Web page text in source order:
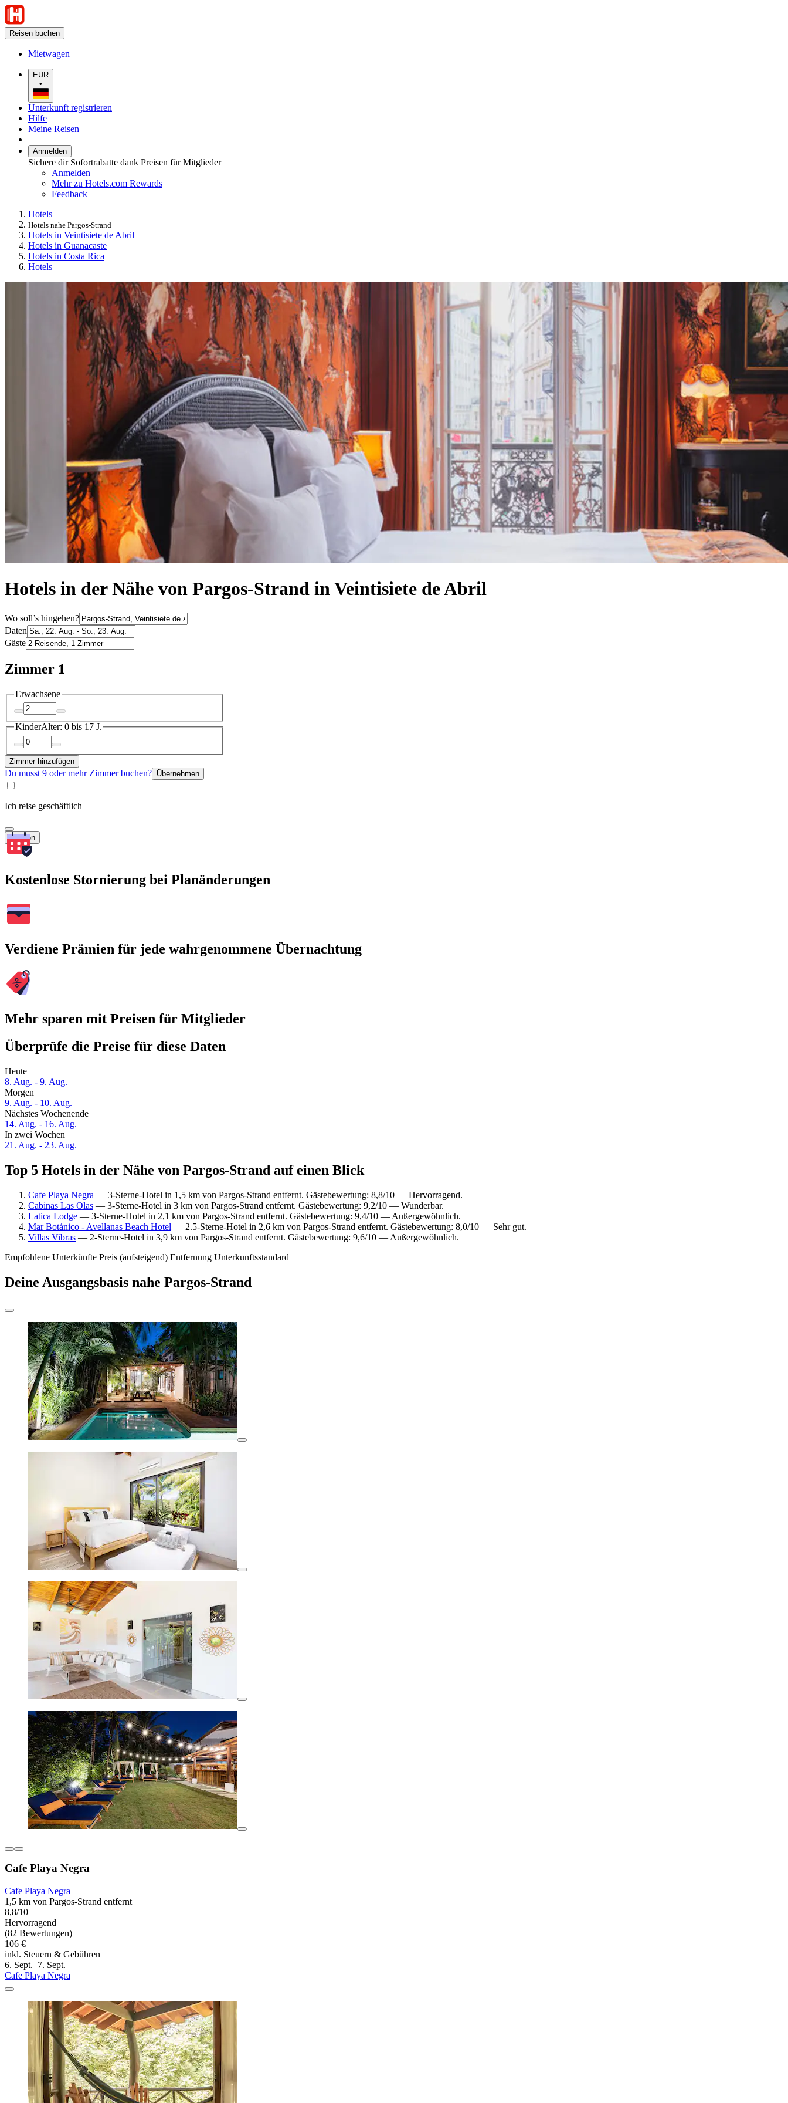
Reisen buchen
Mietwagen
EUR
•
Unterkunft registrieren
Hilfe
Meine Reisen
Anmelden
Sichere dir Sofortrabatte dank Preisen für Mitglieder
Anmelden
Mehr zu Hotels.com Rewards
Feedback
Hotels
Hotels nahe Pargos-Strand
Hotels in Veintisiete de Abril
Hotels in Guanacaste
Hotels in Costa Rica
Hotels
Hotels in der Nähe von Pargos-Strand in Veintisiete de Abril
Wo soll’s hingehen?
Daten
Gäste
Zimmer 1
Erwachsene
KinderAlter: 0 bis 17 J.
Zimmer hinzufügen
Du musst 9 oder mehr Zimmer buchen? Übernehmen
Ich reise geschäftlich
Suchen
Kostenlose Stornierung bei Planänderungen
Verdiene Prämien für jede wahrgenommene Übernachtung
Mehr sparen mit Preisen für Mitglieder
Überprüfe die Preise für diese Daten
Heute
8. Aug. - 9. Aug.
Morgen
9. Aug. - 10. Aug.
Nächstes Wochenende
14. Aug. - 16. Aug.
In zwei Wochen
21. Aug. - 23. Aug.
Top 5 Hotels in der Nähe von Pargos-Strand auf einen Blick
Cafe Playa Negra — 3-Sterne-Hotel in 1,5 km von Pargos-Strand entfernt. Gästebewertung: 8,8/10 — Hervorragend.
Cabinas Las Olas — 3-Sterne-Hotel in 3 km von Pargos-Strand entfernt. Gästebewertung: 9,2/10 — Wunderbar.
Latica Lodge — 3-Sterne-Hotel in 2,1 km von Pargos-Strand entfernt. Gästebewertung: 9,4/10 — Außergewöhnlich.
Mar Botánico - Avellanas Beach Hotel — 2.5-Sterne-Hotel in 2,6 km von Pargos-Strand entfernt. Gästebewertung: 8,0/10 — Sehr gut.
Villas Vibras — 2-Sterne-Hotel in 3,9 km von Pargos-Strand entfernt. Gästebewertung: 9,6/10 — Außergewöhnlich.
Empfohlene Unterkünfte Preis (aufsteigend) Entfernung Unterkunftsstandard
Deine Ausgangsbasis nahe Pargos-Strand
Cafe Playa Negra
Cafe Playa Negra
1,5 km von Pargos-Strand entfernt
8,8/10
Hervorragend
(82 Bewertungen)
106 €
inkl. Steuern & Gebühren
6. Sept.–7. Sept.
Cafe Playa Negra